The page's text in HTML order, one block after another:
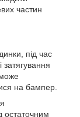
частин
під час
затягування
може
на бампер.
остаточним